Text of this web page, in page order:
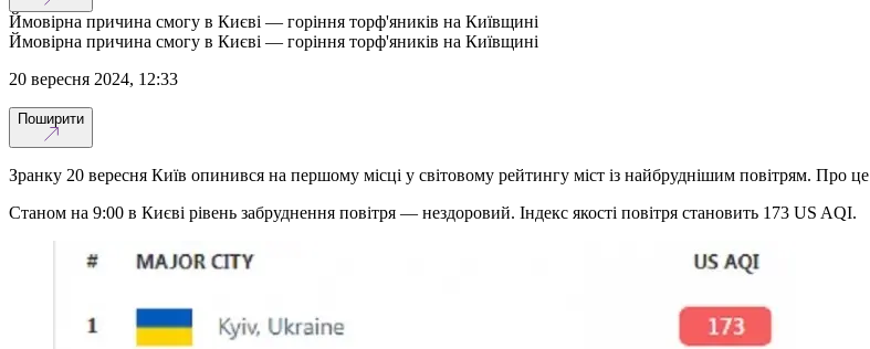
Ймовірна причина смогу в Києві — горіння торф'яників на Київщині
Ймовірна причина смогу в Києві — горіння торф'яників на Київщині
20 вересня 2024, 12:33
Поширити
Зранку 20 вересня Київ опинився на першому місці у світовому рейтингу міст із найбруднішим повітрям. Про це
Станом на 9:00 в Києві рівень забруднення повітря — нездоровий. Індекс якості повітря становить 173 US AQI.